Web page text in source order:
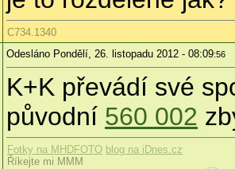
C734.1340
Odesláno Pondělí, 26. listopadu 2012 - 08:09:56
K+K převádí své
původní 560 002
Fotky na MHDFOTO blog na iDnes.cz
Říkejte mi MMM